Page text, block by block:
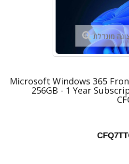
מוגדלת
Microsoft Windows 365
256GB - 1 Year